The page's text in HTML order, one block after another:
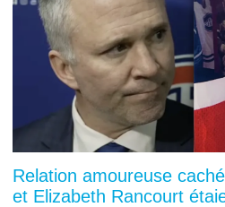
Relation amoureuse
et Elizabeth Rancourt